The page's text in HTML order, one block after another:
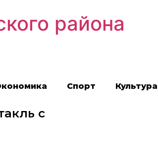
района
Спорт Культура
с